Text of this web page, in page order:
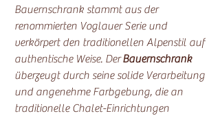
Bauernschrank stammt aus der
renommierten Voglauer Serie und
verkörpert den traditionellen Alpenstil auf
authentische Weise. DerBauernschrank
überzeugt durch seine solide Verarbeitung
und angenehme Farbgebung, die an
traditionelle Chalet-Einrichtungen